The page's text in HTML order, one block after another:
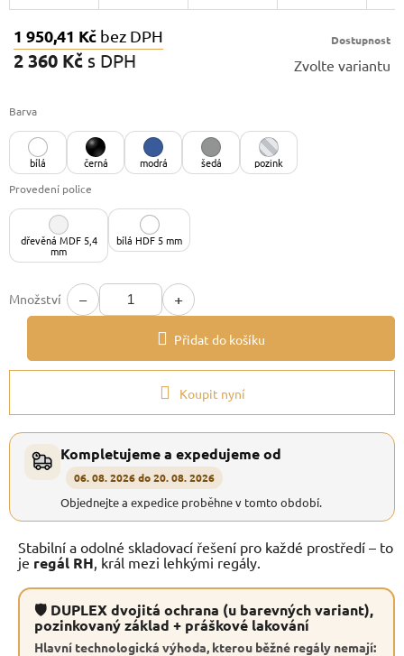
1 950,41 Kč bez DPH
2 360 Kč s DPH
Dostupnost
Zvolte variantu
Barva
bílá černá modrá šedá
pozink
Provedení police
dřevěná MDF 5,4
mm
bílá HDF 5 mm
Množství − +
Přidat do košíku
Koupit nyní
Kompletujeme a expedujeme od
06. 08. 2026 do 20. 08. 2026
Objednejte a expedice proběhne v tomto období.
Stabilní a odolné skladovací řešení pro každé prostředí – to
je regál RH , král mezi lehkými regály.
🛡 DUPLEX dvojitá ochrana (u barevných variant),
pozinkovaný základ + práškové lakování
Hlavní technologická výhoda, kterou běžné regály nemají: